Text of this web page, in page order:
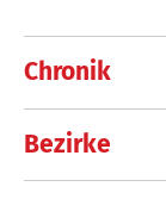
Chronik
Bezirke